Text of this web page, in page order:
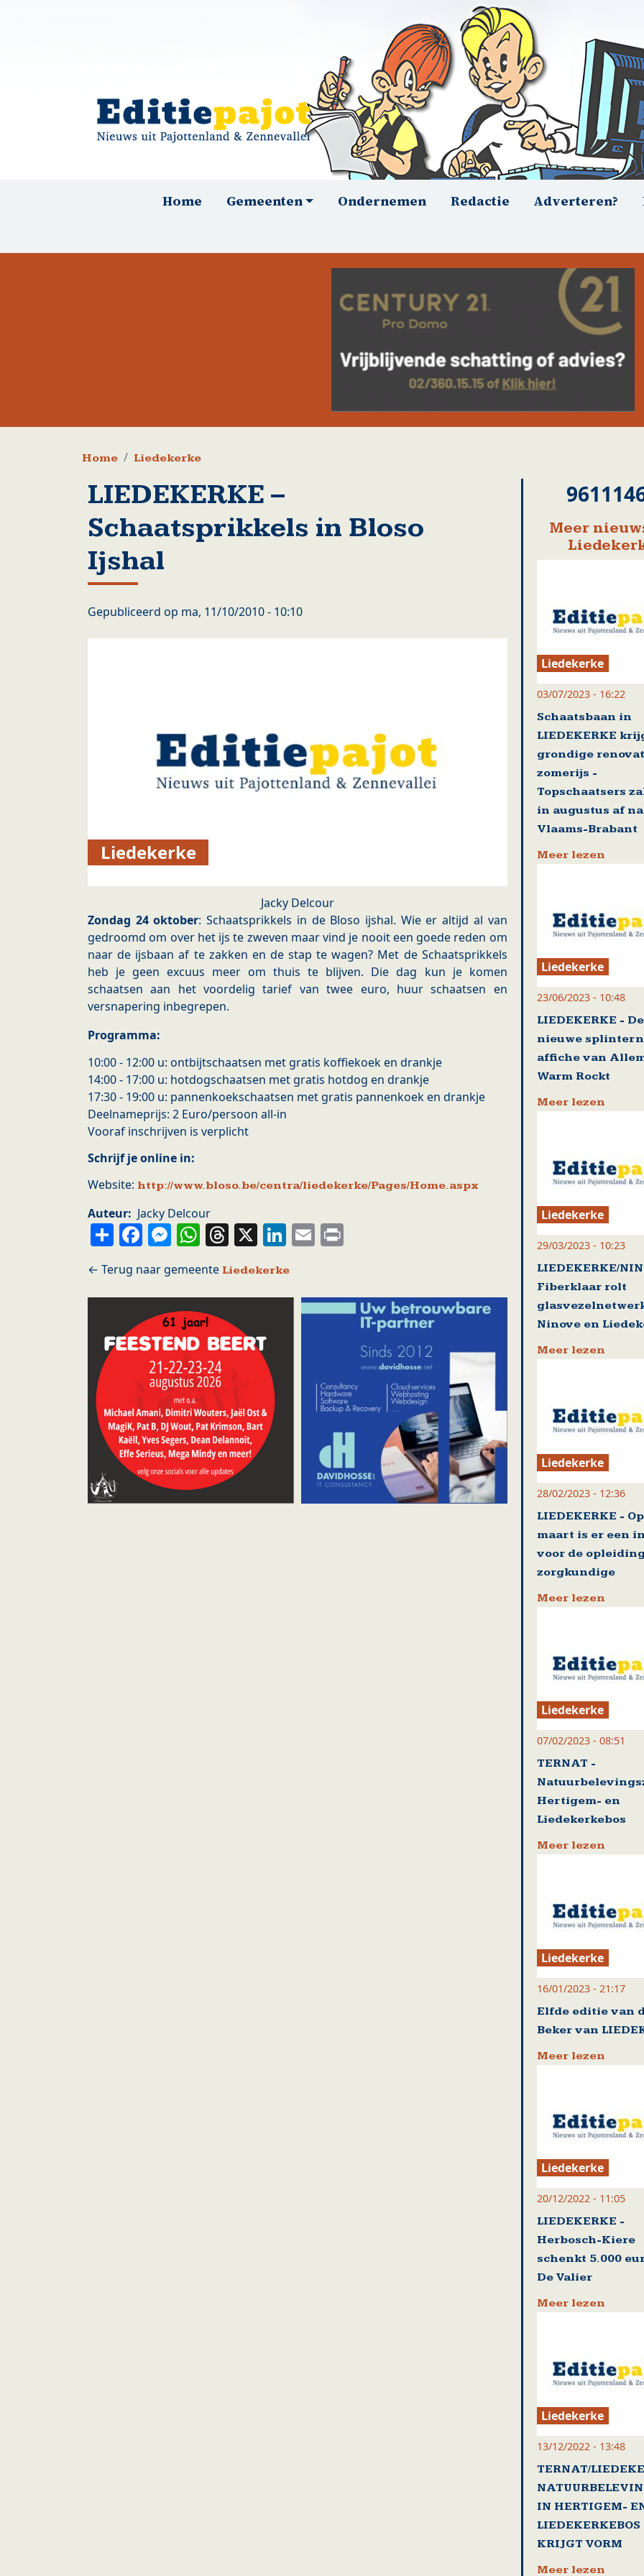
HoofdnavigatieHome Gemeenten Ondernemen Redactie Adverteren?
Kruimelpad
Home Liedekerke
LIEDEKERKE –
Schaatsprikkels in Bloso
Ijshal
Gepubliceerd op ma, 11/10/2010 - 10:10
Liedekerke
Jacky Delcour
Zondag 24 oktober: Schaatsprikkels in de Bloso ijshal. Wie er altijd al van
gedroomd om over het ijs te zweven maar vind je nooit een goede reden om
naar de ijsbaan af te zakken en de stap te wagen? Met de Schaatsprikkels
heb je geen excuus meer om thuis te blijven. Die dag kun je komen
schaatsen aan het voordelig tarief van twee euro, huur schaatsen en
versnapering inbegrepen.
Programma:
10:00 - 12:00 u: ontbijtschaatsen met gratis koffiekoek en drankje
14:00 - 17:00 u: hotdogschaatsen met gratis hotdog en drankje
17:30 - 19:00 u: pannenkoekschaatsen met gratis pannenkoek en drankje
Deelnameprijs: 2 Euro/persoon all-in
Vooraf inschrijven is verplicht
Schrijf je online in:
Website: http://www.bloso.be/centra/liedekerke/Pages/Home.aspx
Auteur Jacky Delcour
ShareFacebook
Messenger
WhatsApp
Threads
X LinkedIn
Email
Liedekerke
Meer
Liedekerke
03/07/2023 - 16:22
Schaatsbaan in
LIEDEKERKE
grondige
zomerijs -
Topschaatsers
in augustus af
Vlaams-Brabant
Meer lezen
Liedekerke
23/06/2023 - 10:48
LIEDEKERKE - De
nieuwe
affiche van
Warm Rockt
Meer lezen
Liedekerke
29/03/2023 - 10:23
LIEDEKERKE/
Fiberklaar rolt
Ninove en
Meer lezen
Liedekerke
28/02/2023 - 12:36
LIEDEKERKE -
maart is er een
voor de
zorgkundige
Meer lezen
Liedekerke
07/02/2023 - 08:51
TERNAT -
Hertigem- en
Liedekerkebos
Meer lezen
Liedekerke
16/01/2023 - 21:17
Elfde editie van
Beker van
Meer lezen
Liedekerke
20/12/2022 - 11:05
LIEDEKERKE -
Herbosch-Kiere
schenkt 5.000
De Valier
Meer lezen
Liedekerke
13/12/2022 - 13:48
TERNAT/
IN HERTIGEM-
LIEDEKERKEBOS
KRIJGT VORM
Meer lezen